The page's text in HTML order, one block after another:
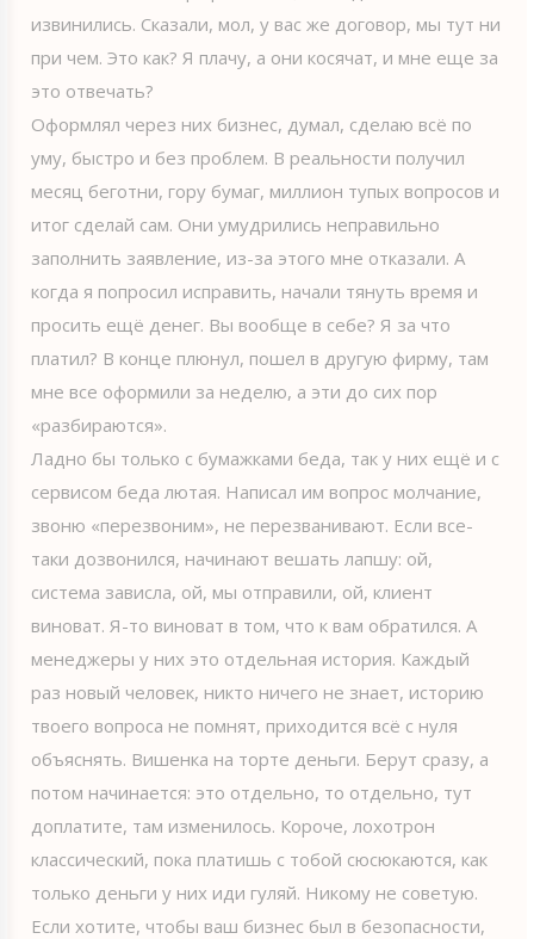
извинились. Сказали, мол, у вас же договор, мы тут ни
при чем. Это как? Я плачу, а они косячат, и мне еще за
это отвечать?
Оформлял через них бизнес, думал, сделаю всё по
уму, быстро и без проблем. В реальности получил
месяц беготни, гору бумаг, миллион тупых вопросов и
итог сделай сам. Они умудрились неправильно
заполнить заявление, из-за этого мне отказали. А
когда я попросил исправить, начали тянуть время и
просить ещё денег. Вы вообще в себе? Я за что
платил? В конце плюнул, пошел в другую фирму, там
мне все оформили за неделю, а эти до сих пор
«разбираются».
Ладно бы только с бумажками беда, так у них ещё и с
сервисом беда лютая. Написал им вопрос молчание,
звоню «перезвоним», не перезванивают. Если все-
таки дозвонился, начинают вешать лапшу: ой,
система зависла, ой, мы отправили, ой, клиент
виноват. Я-то виноват в том, что к вам обратился. А
менеджеры у них это отдельная история. Каждый
раз новый человек, никто ничего не знает, историю
твоего вопроса не помнят, приходится всё с нуля
объяснять. Вишенка на торте деньги. Берут сразу, а
потом начинается: это отдельно, то отдельно, тут
доплатите, там изменилось. Короче, лохотрон
классический, пока платишь с тобой сюсюкаются, как
только деньги у них иди гуляй. Никому не советую.
Если хотите, чтобы ваш бизнес был в безопасности,